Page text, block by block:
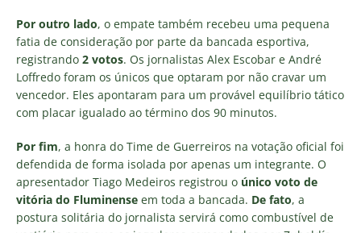
Por outro lado, o empate também recebeu uma pequena
fatia de consideração por parte da bancada esportiva,
registrando 2 votos. Os jornalistas Alex Escobar e André
Loffredo foram os únicos que optaram por não cravar um
vencedor. Eles apontaram para um provável equilíbrio tático
com placar igualado ao término dos 90 minutos.
Por fim, a honra do Time de Guerreiros na votação oficial foi
defendida de forma isolada por apenas um integrante. O
apresentador Tiago Medeiros registrou o único voto de
vitória do Fluminense em toda a bancada. De fato, a
postura solitária do jornalista servirá como combustível de